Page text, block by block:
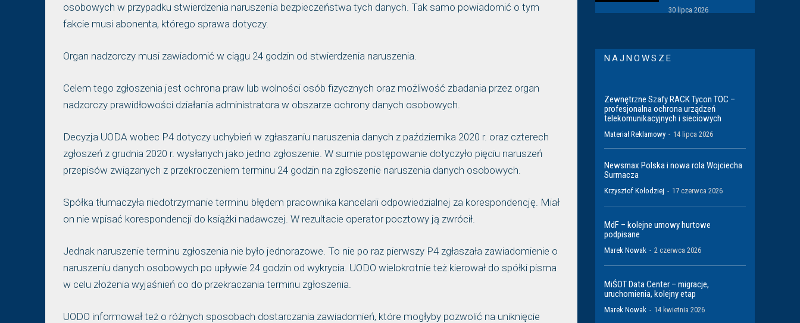
osobowych w przypadku stwierdzenia naruszenia bezpieczeństwa tych danych. Tak samo powiadomić o tym
fakcie musi abonenta, którego sprawa dotyczy.
Organ nadzorczy musi zawiadomić w ciągu 24 godzin od stwierdzenia naruszenia.
Celem tego zgłoszenia jest ochrona praw lub wolności osób fizycznych oraz możliwość zbadania przez organ
nadzorczy prawidłowości działania administratora w obszarze ochrony danych osobowych.
Decyzja UODA wobec P4 dotyczy uchybień w zgłaszaniu naruszenia danych z października 2020 r. oraz czterech
zgłoszeń z grudnia 2020 r. wysłanych jako jedno zgłoszenie. W sumie postępowanie dotyczyło pięciu naruszeń
przepisów związanych z przekroczeniem terminu 24 godzin na zgłoszenie naruszenia danych osobowych.
Spółka tłumaczyła niedotrzymanie terminu błędem pracownika kancelarii odpowiedzialnej za korespondencję. Miał
on nie wpisać korespondencji do książki nadawczej. W rezultacie operator pocztowy ją zwrócił.
Jednak naruszenie terminu zgłoszenia nie było jednorazowe. To nie po raz pierwszy P4 zgłaszała zawiadomienie o
naruszeniu danych osobowych po upływie 24 godzin od wykrycia. UODO wielokrotnie też kierował do spółki pisma
w celu złożenia wyjaśnień co do przekraczania terminu zgłoszenia.
UODO informował też o różnych sposobach dostarczania zawiadomień, które mogłyby pozwolić na uniknięcie
30 lipca 2026
NAJNOWSZE
Zewnętrzne Szafy RACK Tycon TOC –
profesjonalna ochrona urządzeń
telekomunikacyjnych i sieciowych
Materiał Reklamowy - 14 lipca 2026
Newsmax Polska i nowa rola Wojciecha
Surmacza
Krzysztof Kołodziej - 17 czerwca 2026
MdF – kolejne umowy hurtowe
podpisane
Marek Nowak - 2 czerwca 2026
MiŚOT Data Center – migracje,
uruchomienia, kolejny etap
Marek Nowak - 14 kwietnia 2026